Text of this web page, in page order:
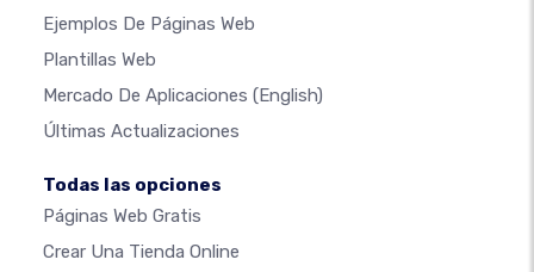
Ejemplos De Páginas Web
Plantillas Web
Mercado De Aplicaciones (English)
Últimas Actualizaciones
Todas las opciones
Páginas Web Gratis
Crear Una Tienda Online